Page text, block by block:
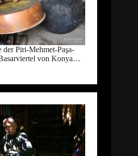
der Piri-Mehmet-Paşa-
von Konya…